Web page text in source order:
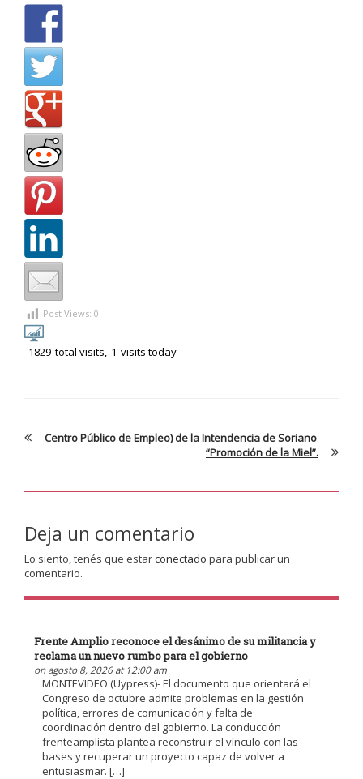
Post Views: 0
1829 total visits, 1 visits today
Centro Público de Empleo) de la Intendencia de Soriano
“Promoción de la Miel”.
Deja un comentario
Lo siento, tenés que estarconectado para publicar un
comentario.
Frente Amplio reconoce el desánimo de su militancia y
reclama un nuevo rumbo para el gobierno
on agosto 8, 2026 at 12:00 am
MONTEVIDEO (Uypress)- El documento que orientará el
Congreso de octubre admite problemas en la gestión
política, errores de comunicación y falta de
coordinación dentro del gobierno. La conducción
frenteamplista plantea reconstruir el vínculo con las
bases y recuperar un proyecto capaz de volver a
entusiasmar. […]